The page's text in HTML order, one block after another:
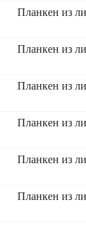
Планкен из
Планкен из
Планкен из
Планкен из
Планкен из
Планкен из